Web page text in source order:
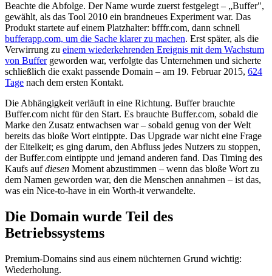
Beachte die Abfolge. Der Name wurde zuerst festgelegt – „Buffer",
gewählt, als das Tool 2010 ein brandneues Experiment war. Das
Produkt startete auf einem Platzhalter: bfffr.com, dann schnell
bufferapp.com, um die Sache klarer zu machen. Erst später, als die
Verwirrung zu einem wiederkehrenden Ereignis mit dem Wachstum
von Buffergeworden war, verfolgte das Unternehmen und sicherte
schließlich die exakt passende Domain – am 19. Februar 2015, 624
Tage nach dem ersten Kontakt.
Die Abhängigkeit verläuft in eine Richtung. Buffer brauchte
Buffer.com nicht für den Start. Es brauchte Buffer.com, sobald die
Marke den Zusatz entwachsen war – sobald genug von der Welt
bereits das bloße Wort eintippte. Das Upgrade war nicht eine Frage
der Eitelkeit; es ging darum, den Abfluss jedes Nutzers zu stoppen,
der Buffer.com eintippte und jemand anderen fand. Das Timing des
Kaufs aufdiesen Moment abzustimmen – wenn das bloße Wort zu
dem Namen geworden war, den die Menschen annahmen – ist das,
was ein Nice-to-have in ein Worth-it verwandelte.
Die Domain wurde Teil des
Betriebssystems
Premium-Domains sind aus einem nüchternen Grund wichtig:
Wiederholung.